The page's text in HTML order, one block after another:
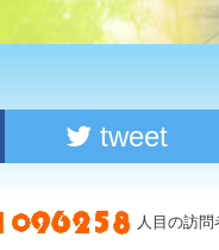
tweet
人目の訪